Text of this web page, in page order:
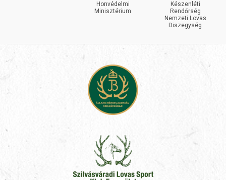
Honvédelmi
Minisztérium
Készenléti
Rendőrség
Nemzeti Lovas
Diszegység